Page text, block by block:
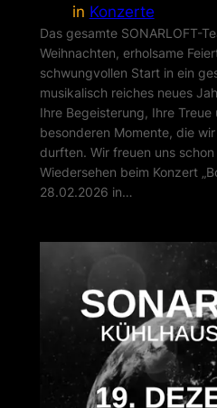
in Konzerte
Das gesamte SONARLOFT-
Weihnachten, erholsame
schwungvollen Start in ein
musikalisch reiches neues
Ihre Begeisterung, Ihre Treue
besonderen Momente, die
durften. Wir freuen uns
Wiedersehen beim Konzert
28.02.2026 in…